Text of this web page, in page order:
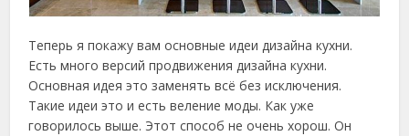
Теперь я покажу вам основные идеи дизайна кухни.
Есть много версий продвижения дизайна кухни.
Основная идея это заменять всё без исключения.
Такие идеи это и есть веление моды. Как уже
говорилось выше. Этот способ не очень хорош. Он